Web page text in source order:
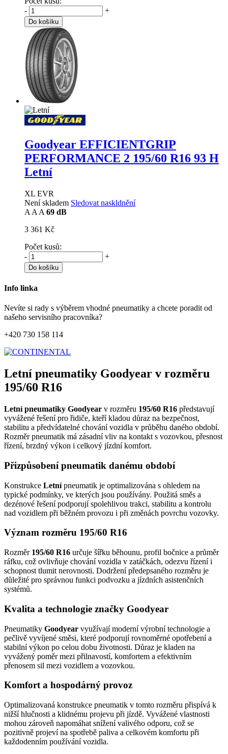
-
+
Do košíku
Goodyear EFFICIENTGRIP
PERFORMANCE 2 195/60 R16 93 H
Letní
XL EVR
Není skladem Sledovat naskldnění
A A A 69 dB
3 361 Kč
Počet kusů:
-
+
Do košíku
Info linka
Nevíte si rady s výběrem vhodné pneumatiky a chcete poradit od
našeho servisního pracovníka?
+420 730 158 114
Letní pneumatiky Goodyear v rozměru
195/60 R16
Letní pneumatiky Goodyear v rozměru 195/60 R16 představují
vyvážené řešení pro řidiče, kteří kladou důraz na bezpečnost,
stabilitu a předvídatelné chování vozidla v průběhu daného období.
Rozměr pneumatik má zásadní vliv na kontakt s vozovkou, přesnost
řízení, brzdný výkon i celkový jízdní komfort.
Přizpůsobení pneumatik danému období
Konstrukce Letnípneumatik je optimalizována s ohledem na
typické podmínky, ve kterých jsou používány. Použitá směs a
dezénové řešení podporují spolehlivou trakci, stabilitu a kontrolu
nad vozidlem při běžném provozu i při změnách povrchu vozovky.
Význam rozměru 195/60 R16
Rozměr 195/60 R16 určuje šířku běhounu, profil bočnice a průměr
ráfku, což ovlivňuje chování vozidla v zatáčkách, odezvu řízení i
schopnost tlumit nerovnosti. Dodržení předepsaného rozměru je
důležité pro správnou funkci podvozku a jízdních asistenčních
systémů.
Kvalita a technologie značky Goodyear
Pneumatiky Goodyear využívají moderní výrobní technologie a
pečlivě vyvíjené směsi, které podporují rovnoměrné opotřebení a
stabilní výkon po celou dobu životnosti. Důraz je kladen na
vyvážený poměr mezi přilnavostí, komfortem a efektivním
přenosem sil mezi vozidlem a vozovkou.
Komfort a hospodárný provoz
Optimalizovaná konstrukce pneumatik v tomto rozměru přispívá k
nižší hlučnosti a klidnému projevu při jízdě. Vyvážené vlastnosti
mohou zároveň napomáhat snížení valivého odporu, což se
pozitivně projeví na spotřebě paliva a celkovém komfortu při
každodenním používání vozidla.